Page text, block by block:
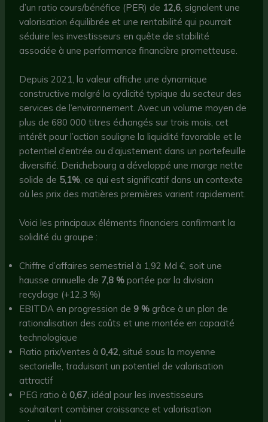
d’un ratio cours/bénéfice (PER) de 12,6, signalent une
valorisation équilibrée et une rentabilité qui pourrait
séduire les investisseurs en quête de stabilité
associée à une performance financière prometteuse.
Depuis 2021, la valeur affiche une dynamique
constructive malgré la cyclicité typique du secteur des
services de l’environnement. Avec un volume moyen de
plus de 680 000 titres échangés sur trois mois, cet
intérêt pour l’action souligne la liquidité favorable et le
potentiel d’entrée ou d’ajustement dans un portefeuille
diversifié. Derichebourg a développé une marge nette
solide de 5,1%, ce qui est significatif dans un contexte
où les prix des matières premières varient rapidement.
Voici les principaux éléments financiers confirmant la
solidité du groupe :
Chiffre d’affaires semestriel à 1,92 Md €, soit une
hausse annuelle de 7,8 % portée par la division
recyclage (+12,3 %)
EBITDA en progression de 9 % grâce à un plan de
rationalisation des coûts et une montée en capacité
technologique
Ratio prix/ventes à 0,42, situé sous la moyenne
sectorielle, traduisant un potentiel de valorisation
attractif
PEG ratio à 0,67, idéal pour les investisseurs
souhaitant combiner croissance et valorisation